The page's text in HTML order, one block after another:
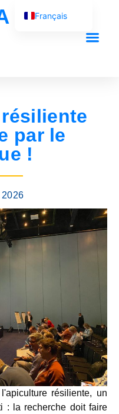
par le
!
2026
résiliente, un
: la recherche doit faire
Français
Русский